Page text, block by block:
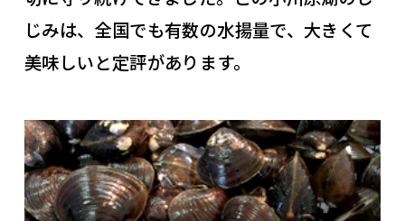
じみは、全国でも有数の水揚量で、大きくて
美味しいと定評があります。